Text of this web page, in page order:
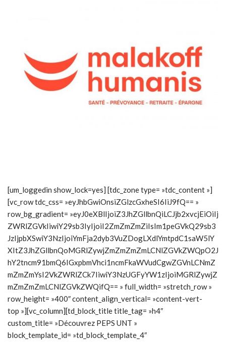
[um_loggedin show_lock=yes] [tdc_zone type= »tdc_content »]
[vc_row tdc_css= »eyJhbGwiOnsiZGlzcGxheSI6IiJ9fQ== »
row_bg_gradient= »eyJ0eXBlIjoiZ3JhZGllbnQiLCJjb2xvcjEiOiIj
ZWRlZGVkIiwiY29sb3IyIjoiI2ZmZmZmZiIsIm1peGVkQ29sb3
JzIjpbXSwiY3NzIjoiYmFja2dyb3VuZDogLXdlYmtpdC1saW5lY
XItZ3JhZGllbnQoMGRlZywjZmZmZmZmLCNlZGVkZWQpO2J
hY2tncm91bmQ6IGxpbmVhci1ncmFkaWVudCgwZGVnLCNmZ
mZmZmYsI2VkZWRlZCk7IiwiY3NzUGFyYW1zIjoiMGRlZywjZ
mZmZmZmLCNlZGVkZWQifQ== » full_width= »stretch_row »
row_height= »400″ content_align_vertical= »content-vert-
top »][vc_column][td_block_title title_tag= »h4″
custom_title= »Découvrez PEPS UNT »
block_template_id= »td_block_template_4″